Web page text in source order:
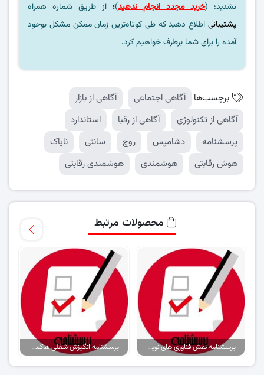
نشدید؛ (خرید مجدد انجام ندهید)؛ از طریق شماره همراه
پشتیبانی اطلاع دهید که طی کوتاه‌ترین زمان ممکن مشکل بوجود
آمده را برای شما برطرف خواهیم کرد.
برچسب‌ها آگاهی اجتماعی
آگاهی از بازار
آگاهی از تکنولوژی
آگاهی از رقبا
استاندارد
پرسشنامه
دشامپس روچ سانتی
نایاک
هوش رقابتی
هوشمندی هوشمندی رقابتی
محصولات مرتبط
پرسشنامه نقش فناوری‌ های نوین ارتباطی بر هویت اجتماعی پرسشنامه انگیزش شغلی هاکمن و اولدهام (۱۹۷۵)